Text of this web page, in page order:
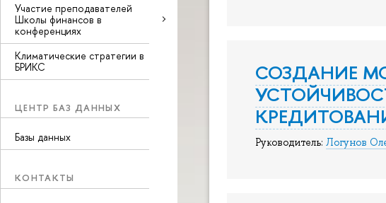
Участие преподавателей
Школы финансов в
конференциях
Климатические стратегии в
БРИКС
ЦЕНТР БАЗ ДАННЫХ
Базы данных
КОНТАКТЫ
СОЗДАНИЕ
Руководитель: Логунов